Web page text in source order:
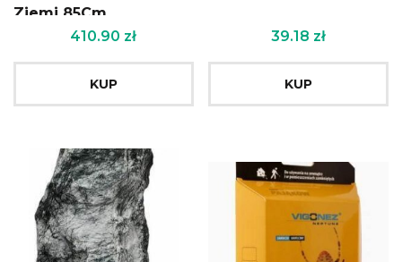
Ziemi 85Cm
410.90 zł
KUP
39.18 zł
KUP